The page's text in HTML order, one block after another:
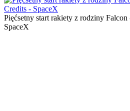
Pięćsetny start rakiety z rodziny
SpaceX